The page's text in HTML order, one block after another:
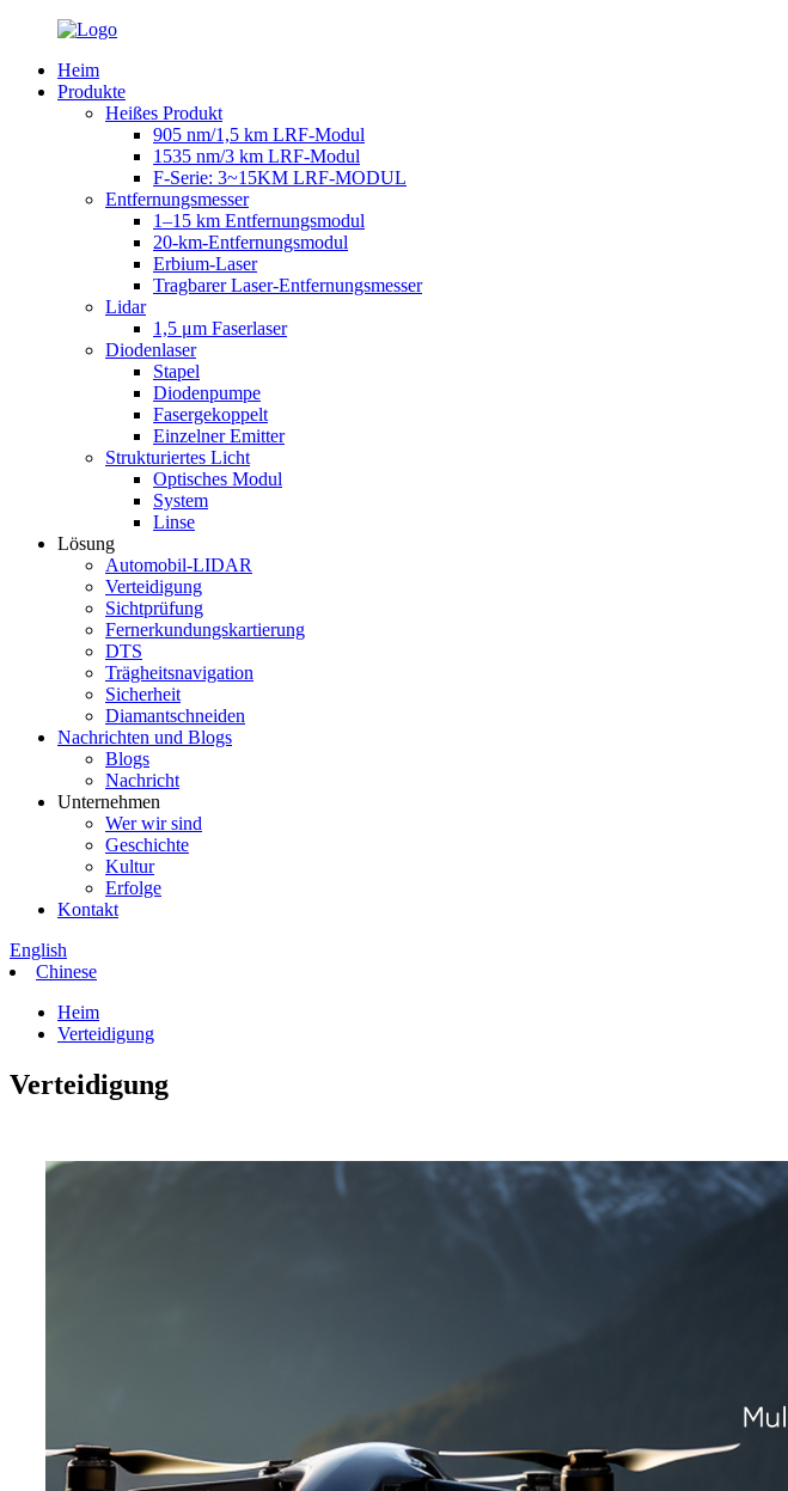
Heim
Produkte
Heißes Produkt
905 nm/1,5 km LRF-Modul
1535 nm/3 km LRF-Modul
F-Serie: 3~15KM LRF-MODUL
Entfernungsmesser
1–15 km Entfernungsmodul
20-km-Entfernungsmodul
Erbium-Laser
Tragbarer Laser-Entfernungsmesser
Lidar
1,5 μm Faserlaser
Diodenlaser
Stapel
Diodenpumpe
Fasergekoppelt
Einzelner Emitter
Strukturiertes Licht
Optisches Modul
System
Linse
Lösung
Automobil-LIDAR
Verteidigung
Sichtprüfung
Fernerkundungskartierung
DTS
Trägheitsnavigation
Sicherheit
Diamantschneiden
Nachrichten und Blogs
Blogs
Nachricht
Unternehmen
Wer wir sind
Geschichte
Kultur
Erfolge
Kontakt
English
Chinese
Heim
Verteidigung
Verteidigung